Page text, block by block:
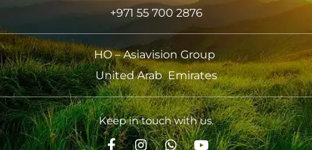
+971 55 700 2876
HO – Asiavision Group
United Arab Emirates
Keep in touch with us.